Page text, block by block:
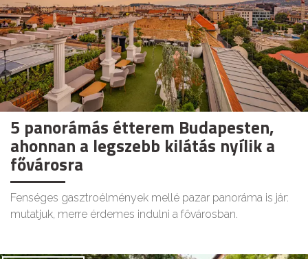
5 panorámás étterem Budapesten,
ahonnan a legszebb kilátás nyílik a
fővárosra
Fenséges gasztroélmények mellé pazar panoráma is jár:
mutatjuk, merre érdemes indulni a fővárosban.